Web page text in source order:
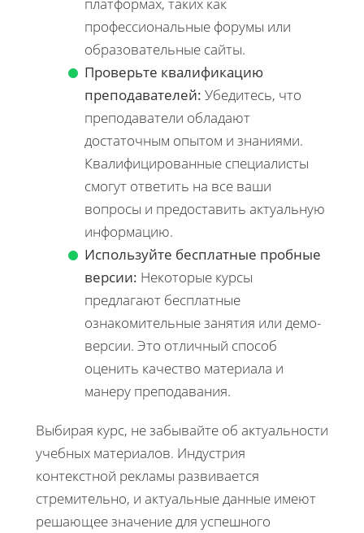
профессиональные форумы или
образовательные сайты.
Проверьте квалификацию
преподавателей: Убедитесь, что
преподаватели обладают
достаточным опытом и знаниями.
Квалифицированные специалисты
смогут ответить на все ваши
вопросы и предоставить актуальную
информацию.
Используйте бесплатные пробные
версии: Некоторые курсы
предлагают бесплатные
ознакомительные занятия или демо-
версии. Это отличный способ
оценить качество материала и
манеру преподавания.
Выбирая курс, не забывайте об актуальности
учебных материалов. Индустрия
контекстной рекламы развивается
стремительно, и актуальные данные имеют
решающее значение для успешного